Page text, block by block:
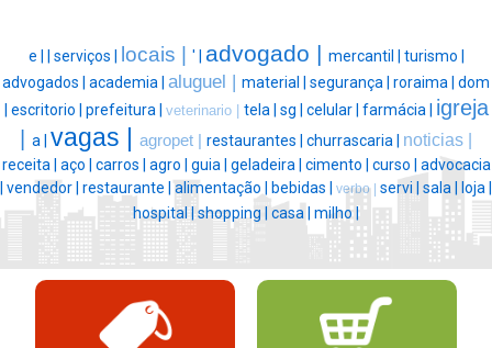
e | | serviços | locais | ' | advogado | mercantil | turismo |
advogados | academia | aluguel | material | segurança | roraima | dom
| escritorio | prefeitura | veterinario | tela | sg | celular | farmácia | igreja
| a | vagas | agropet | restaurantes | churrascaria | noticias |
receita | aço | carros | agro | guia | geladeira | cimento | curso | advocacia
| vendedor | restaurante | alimentação | bebidas | verbo | servi | sala | loja |
hospital |shopping | casa | milho |